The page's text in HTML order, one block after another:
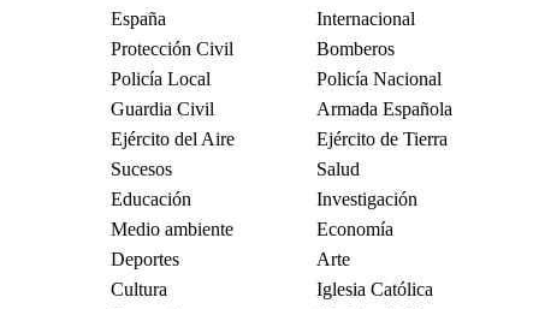
España
Internacional
Protección Civil
Bomberos
Policía Local
Policía Nacional
Guardia Civil
Armada Española
Ejército del Aire
Ejército de Tierra
Sucesos
Salud
Educación
Investigación
Medio ambiente
Economía
Deportes
Arte
Cultura
Iglesia Católica